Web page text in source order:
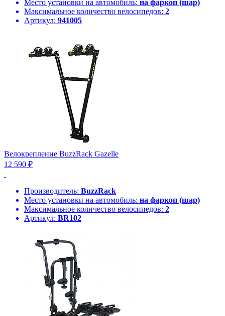
Место установки на автомобиль: на фаркоп (шар)
Максимальное количество велосипедов: 2
Артикул: 941005
Велокрепление BuzzRack Gazelle
12 590 ₽
Производитель: BuzzRack
Место установки на автомобиль: на фаркоп (шар)
Максимальное количество велосипедов: 2
Артикул: BR102